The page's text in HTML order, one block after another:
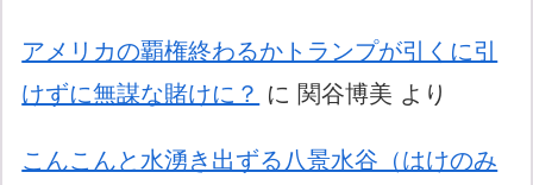
アメリカの覇権終わるかトランプが引くに引
けずに無謀な賭けに？ に 関谷博美 より
こんこんと水湧き出ずる八景水谷（はけのみ